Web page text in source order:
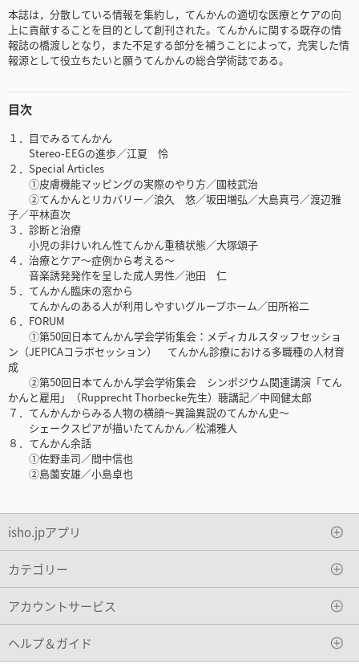
本誌は，分散している情報を集約し，てんかんの適切な医療とケアの向
上に貢献することを目的として創刊された。てんかんに関する既存の情
報誌の橋渡しとなり，また不足する部分を補うことによって，充実した情
報源として役立ちたいと願うてんかんの総合学術誌である。
目次
１．目でみるてんかん
Stereo-EEGの進歩／江夏 怜
２．Special Articles
①皮膚機能マッピングの実際のやり方／國枝武治
②てんかんとリカバリー／浪久 悠／坂田増弘／大島真弓／渡辺雅
子／平林直次
３．診断と治療
小児の非けいれん性てんかん重積状態／大塚頌子
４．治療とケア～症例から考える～
音楽誘発発作を呈した成人男性／池田 仁
５．てんかん臨床の窓から
てんかんのある人が利用しやすいグループホーム／田所裕二
６．FORUM
①第50回日本てんかん学会学術集会：メディカルスタッフセッショ
ン（JEPICAコラボセッション） てんかん診療における多職種の人材育
成
②第50回日本てんかん学会学術集会 シンポジウム関連講演「てん
かんと雇用」（Rupprecht Thorbecke先生）聴講記／中岡健太郎
７．てんかんからみる人物の横顔～異論異説のてんかん史～
シェークスピアが描いたてんかん／松浦雅人
８．てんかん余話
①佐野圭司／間中信也
②島薗安雄／小島卓也
isho.jpアプリ
カテゴリー
アカウントサービス
ヘルプ＆ガイド